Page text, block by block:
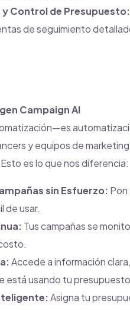
Control de Presupuesto:
de seguimiento
Campaign AI
y equipos de
es lo que nos diferencia:
sin Esfuerzo: Pon
de usar.
Tus campañas se
Accede a información
está usando tu
Asigna tu